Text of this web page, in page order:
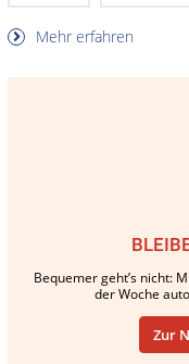
Mehr erfahren
Bequemer geht’s nicht:
der Woche
Zur